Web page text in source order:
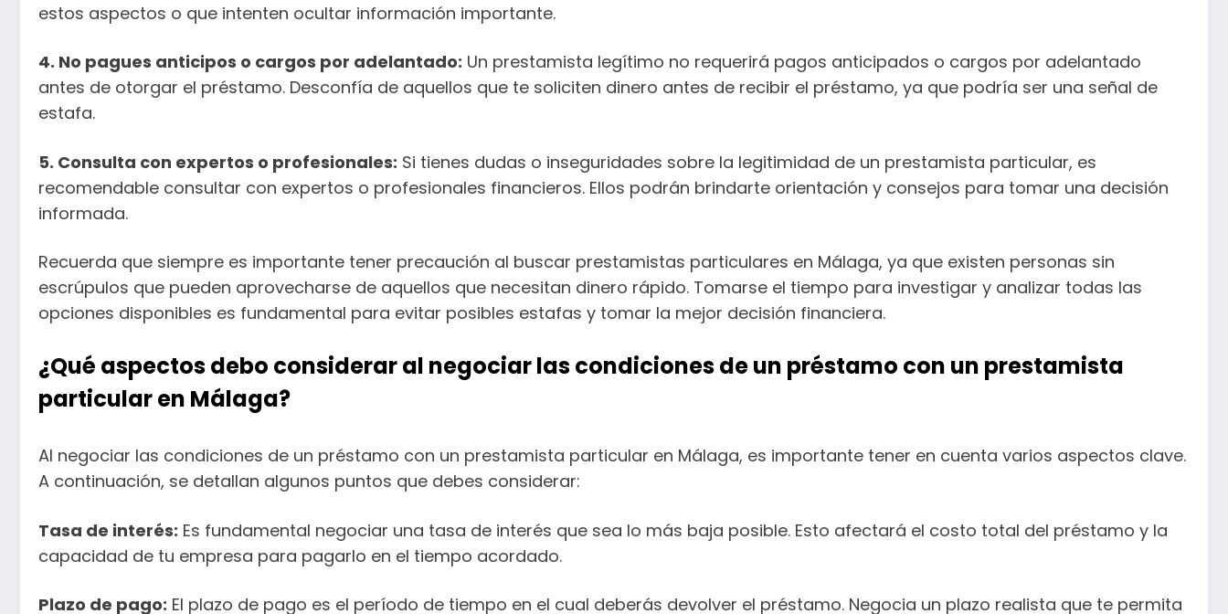
estos aspectos o que intenten ocultar información importante.
4. No pagues anticipos o cargos por adelantado: Un prestamista legítimo no requerirá pagos anticipados o cargos por adelantado
antes de otorgar el préstamo. Desconfía de aquellos que te soliciten dinero antes de recibir el préstamo, ya que podría ser una señal de
estafa.
5. Consulta con expertos o profesionales: Si tienes dudas o inseguridades sobre la legitimidad de un prestamista particular, es
recomendable consultar con expertos o profesionales financieros. Ellos podrán brindarte orientación y consejos para tomar una decisión
informada.
Recuerda que siempre es importante tener precaución al buscar prestamistas particulares en Málaga, ya que existen personas sin
escrúpulos que pueden aprovecharse de aquellos que necesitan dinero rápido. Tomarse el tiempo para investigar y analizar todas las
opciones disponibles es fundamental para evitar posibles estafas y tomar la mejor decisión financiera.
¿Qué aspectos debo considerar al negociar las condiciones de un préstamo con un prestamista
particular en Málaga?
Al negociar las condiciones de un préstamo con un prestamista particular en Málaga, es importante tener en cuenta varios aspectos clave.
A continuación, se detallan algunos puntos que debes considerar:
Tasa de interés: Es fundamental negociar una tasa de interés que sea lo más baja posible. Esto afectará el costo total del préstamo y la
capacidad de tu empresa para pagarlo en el tiempo acordado.
Plazo de pago: El plazo de pago es el período de tiempo en el cual deberás devolver el préstamo. Negocia un plazo realista que te permita